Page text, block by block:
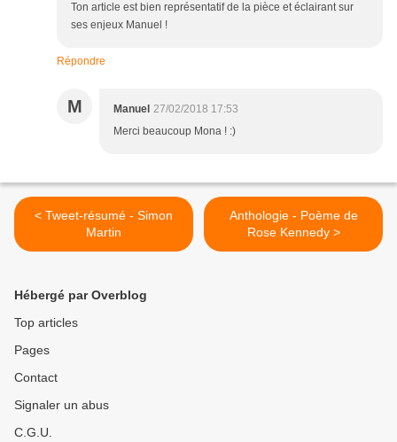
Ton article est bien représentatif de la pièce et éclairant sur
ses enjeux Manuel !
Répondre
M Manuel 27/02/2018 17:53
Merci beaucoup Mona ! :)
< Tweet-résumé - Simon
Martin
Anthologie - Poème de
Rose Kennedy >
Hébergé par Overblog
Top articles
Pages
Contact
Signaler un abus
C.G.U.